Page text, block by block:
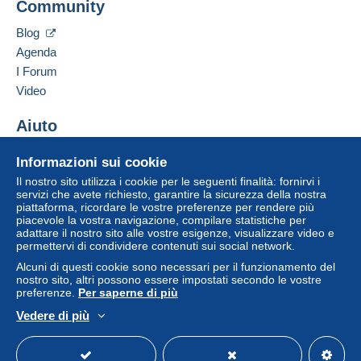
Un pagamento non effettuato tramite
pagamento integrato nel sito
venditore all'acquirente. Un acquisto non pagato
dell'acquirente.
clausole relative al pagamento, queste sono da
considerarsi nulle e non dovute. Le condizioni di
pagamento del sito Delcampe, definite nelle
Gli acquisti devono essere pagati entro14 giorni
dal ricevimento della richiesta di pagamento del
venditore.
POUR LA FRANCE ,UNE CARTE(dimensions carte
moderne ou ancienne, autres types ou forme calcul a
refaire et me consulter avant d encherir pour eviter
MANGOPAY, VIREMENT (ou paypal) FRAIS DE
Aggiungere questo venditore ai preferiti
Inserisci questo venditore in Lista Nera
Informazioni sui cookie
Il nostro sito utilizza i cookie per le seguenti finalità: fornirvi i
servizi che avete richiesto, garantire la sicurezza della nostra
piattaforma, ricordare le vostre preferenze per rendere più
piacevole la vostra navigazione, compilare statistiche per
adattare il nostro sito alle vostre esigenze, visualizzare video e
permettervi di condividere contenuti sui social network.
Alcuni di questi cookie sono necessari per il funzionamento del
nostro sito, altri possono essere impostati secondo le vostre
preferenze. Per saperne di più
Vedere di più
Community
Blog
Agenda
I Forum
Video
Aiuto
Acquistare su Delcampe
Vendere su Delcampe
Un sito sicuro